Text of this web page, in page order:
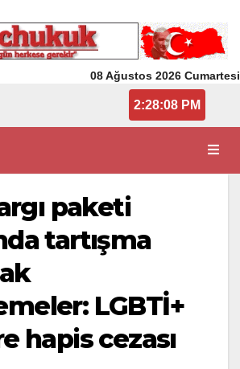
08 Ağustos 2026 Cumartesi
2:28:08 PM
paketi
tartışma
LGBTİ+
hapis cezası